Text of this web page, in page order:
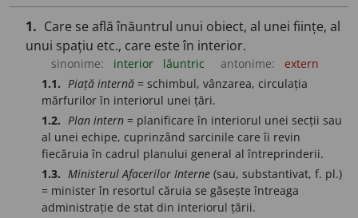
1. Care se află înăuntrul unui obiect, al unei ființe, al
unui spațiu etc., care este în interior.
sinonime: interior lăuntric antonime:
extern
1.1. Piață internă = schimbul, vânzarea, circulația
mărfurilor în interiorul unei țări.
1.2. Plan intern = planificare în interiorul unei secții sau
al unei echipe, cuprinzând sarcinile care îi revin
fiecăruia în cadrul planului general al întreprinderii.
1.3. Ministerul Afacerilor Interne (sau, substantivat, f. pl.)
= minister în resortul căruia se găsește întreaga
administrație de stat din interiorul țării.